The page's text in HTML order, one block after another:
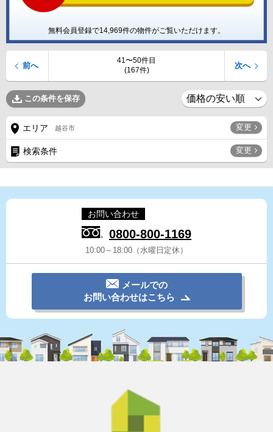
無料会員登録で14,969件の物件がご覧いただけます。
41〜50件目
(167件)
前へ 次へ
この条件を保存
エリア 越谷市 変更
検索条件 変更
お問い合わせ
0800-800-1169
10:00～18:00（水曜日定休）
メールでの
お問い合わせはこちら